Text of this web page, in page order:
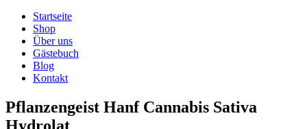
Startseite
Shop
Über uns
Gästebuch
Blog
Kontakt
Pflanzengeist Hanf Cannabis Sativa